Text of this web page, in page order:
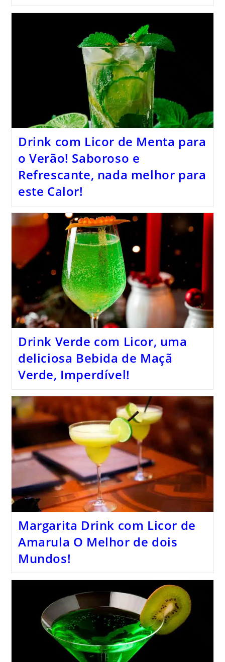
Drink com Licor de Menta para
o Verão! Saboroso e
Refrescante, nada melhor para
este Calor!
Drink Verde com Licor, uma
deliciosa Bebida de Maçã
Verde, Imperdível!
Margarita Drink com Licor de
Amarula O Melhor de dois
Mundos!